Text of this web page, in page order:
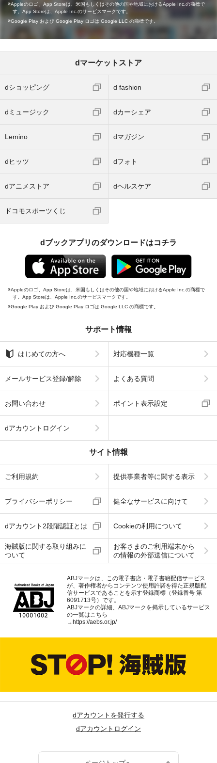
Appleのロゴ、App Storeは、米国もしくはその他の国や地域におけるApple Inc.の商標で
す。App Storeは、Apple Inc.のサービスマークです。
Google Play および Google Play ロゴは Google LLC の商標です。
dマーケットストア
dショッピング d fashion
dミュージック dカーシェア
Lemino dマガジン
dヒッツ dフォト
dアニメストア dヘルスケア
ドコモスポーツくじ
dブックアプリのダウンロードはコチラ
Appleのロゴ、App Storeは、米国もしくはその他の国や地域におけるApple Inc.の商標で
す。App Storeは、Apple Inc.のサービスマークです。
Google Play および Google Play ロゴは Google LLC の商標です。
サポート情報
はじめての方へ 対応機種一覧
メールサービス登録/解除 よくある質問
お問い合わせ ポイント表示設定
dアカウントログイン
サイト情報
ご利用規約 提供事業者等に関する表示
プライバシーポリシー 健全なサービスに向けて
dアカウント2段階認証とは Cookieの利用について
海賊版に関する取り組みに
ついて
お客さまのご利用端末から
の情報の外部送信について
ABJマークは、この電子書店・電子書籍配信サービス
が、著作権者からコンテンツ使用許諾を得た正規版配
信サービスであることを示す登録商標（登録番号 第
6091713号）です。
ABJマークの詳細、ABJマークを掲示しているサービス
の一覧はこちら
→ https://aebs.or.jp/
dアカウントを発行する
dアカウントログイン